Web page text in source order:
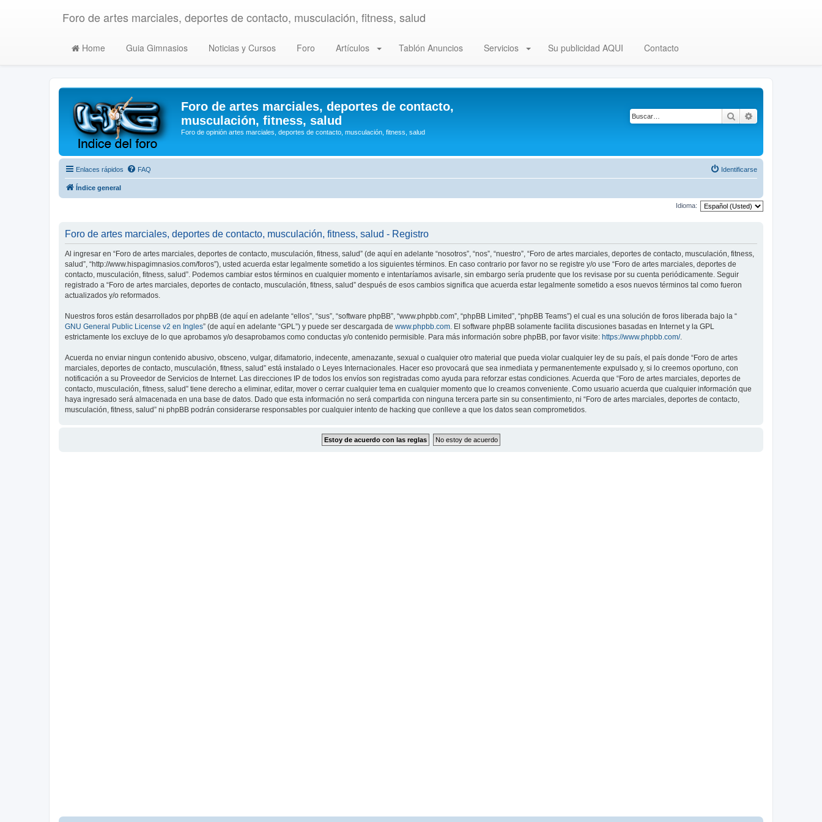
Foro de artes marciales, deportes de contacto, musculación, fitness, salud
Home Guia Gimnasios Noticias y Cursos Foro Artículos Tablón Anuncios Servicios Su publicidad AQUI Contacto
Foro de artes marciales, deportes de contacto,
musculación, fitness, salud
Foro de opinión artes marciales, deportes de contacto, musculación, fitness, salud
Buscar
Enlaces rápidos FAQ Identificarse
Índice general
Idioma:
Foro de artes marciales, deportes de contacto, musculación, fitness, salud - Registro
Al ingresar en “Foro de artes marciales, deportes de contacto, musculación, fitness, salud” (de aquí en adelante “nosotros”, “nos”, “nuestro”, “Foro de artes marciales, deportes de contacto, musculación, fitness,
salud”, “http://www.hispagimnasios.com/foros”), usted acuerda estar legalmente sometido a los siguientes términos. En caso contrario por favor no se registre y/o use “Foro de artes marciales, deportes de
contacto, musculación, fitness, salud”. Podemos cambiar estos términos en cualquier momento e intentaríamos avisarle, sin embargo sería prudente que los revisase por su cuenta periódicamente. Seguir
registrado a “Foro de artes marciales, deportes de contacto, musculación, fitness, salud” después de esos cambios significa que acuerda estar legalmente sometido a esos nuevos términos tal como fueron
actualizados y/o reformados.
Nuestros foros están desarrollados por phpBB (de aquí en adelante “ellos”, “sus”, “software phpBB”, “www.phpbb.com”, “phpBB Limited”, “phpBB Teams”) el cual es una solución de foros liberada bajo la “
GNU General Public License v2 en Ingles” (de aquí en adelante “GPL”) y puede ser descargada de www.phpbb.com . El software phpBB solamente facilita discusiones basadas en Internet y la GPL
estrictamente los excluye de lo que aprobamos y/o desaprobamos como conductas y/o contenido permisible. Para más información sobre phpBB, por favor visite: https://www.phpbb.com/.
Acuerda no enviar ningun contenido abusivo, obsceno, vulgar, difamatorio, indecente, amenazante, sexual o cualquier otro material que pueda violar cualquier ley de su país, el país donde “Foro de artes
marciales, deportes de contacto, musculación, fitness, salud” está instalado o Leyes Internacionales. Hacer eso provocará que sea inmediata y permanentemente expulsado y, si lo creemos oportuno, con
notificación a su Proveedor de Servicios de Internet. Las direcciones IP de todos los envíos son registradas como ayuda para reforzar estas condiciones. Acuerda que “Foro de artes marciales, deportes de
contacto, musculación, fitness, salud” tiene derecho a eliminar, editar, mover o cerrar cualquier tema en cualquier momento que lo creamos conveniente. Como usuario acuerda que cualquier información que
haya ingresado será almacenada en una base de datos. Dado que esta información no será compartida con ninguna tercera parte sin su consentimiento, ni “Foro de artes marciales, deportes de contacto,
musculación, fitness, salud” ni phpBB podrán considerarse responsables por cualquier intento de hacking que conlleve a que los datos sean comprometidos.